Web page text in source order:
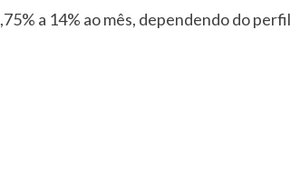
a 14% ao mês, dependendo do perfil